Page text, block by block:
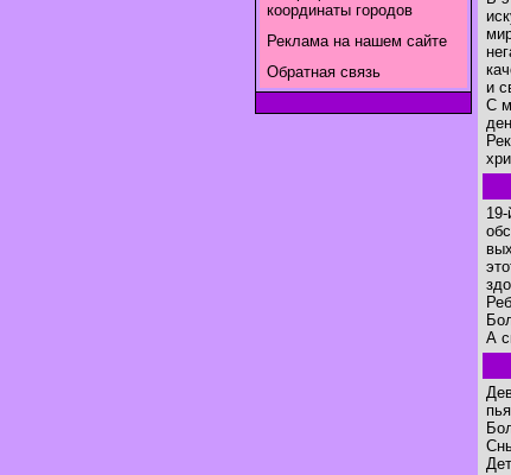
координаты городов
Реклама на нашем сайте
Обратная связь
и
С
А